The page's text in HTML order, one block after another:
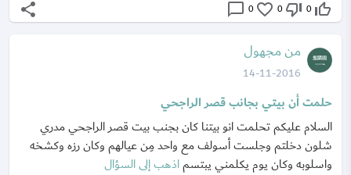
thumb_up_off_alt
0
thumb_down_off_alt
0
favorite_border
0
chat_bubble_outline
share
من مجهول
14-11-2016
حلمت أن بيتي بجانب قصر الراجحي
السلام عليكم تحلمت انو بيتنا كان بجنب بيت قصر الراجحي مدري
شلون دخلتم وجلست أسولف مع واحد مِن عيالهم وكان رزه وكشخه
واسلوبه وكان يوم يكلمني يبتسماذهب إلى السؤال